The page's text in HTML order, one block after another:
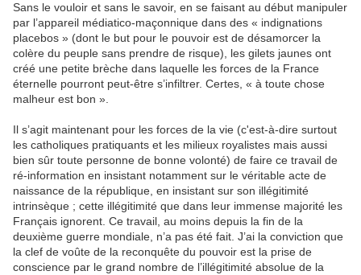
Sans le vouloir et sans le savoir, en se faisant au début manipuler
par l’appareil médiatico-maçonnique dans des « indignations
placebos » (dont le but pour le pouvoir est de désamorcer la
colère du peuple sans prendre de risque), les gilets jaunes ont
créé une petite brèche dans laquelle les forces de la France
éternelle pourront peut-être s’infiltrer. Certes, « à toute chose
malheur est bon ».
Il s’agit maintenant pour les forces de la vie (c'est-à-dire surtout
les catholiques pratiquants et les milieux royalistes mais aussi
bien sûr toute personne de bonne volonté) de faire ce travail de
ré-information en insistant notamment sur le véritable acte de
naissance de la république, en insistant sur son illégitimité
intrinsèque ; cette illégitimité que dans leur immense majorité les
Français ignorent. Ce travail, au moins depuis la fin de la
deuxième guerre mondiale, n’a pas été fait. J’ai la conviction que
la clef de voûte de la reconquête du pouvoir est la prise de
conscience par le grand nombre de l’illégitimité absolue de la